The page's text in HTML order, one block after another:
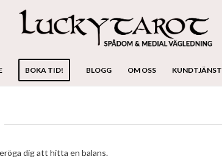
BOKA TID! BLOGG OM OSS KUNDTJÄNST
dig att hitta en balans.